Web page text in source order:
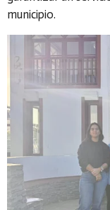
municipio.